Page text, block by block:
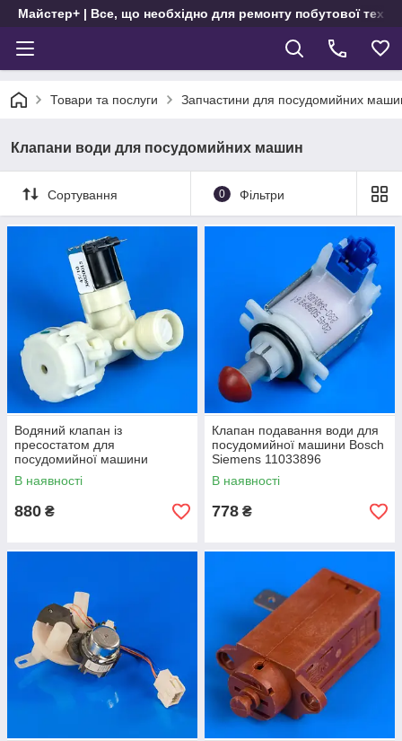
Майстер+ | Все, що необхідно для ремонту побутової
Товари та послуги Запчастини для посудомийних
Клапани води для посудомийних машин
Сортування 0 Фільтри
Водяний клапан із
пресостатом для
посудомийної машини
Thompson 1/90
В наявності
880 ₴
Клапан подавання води для
посудомийної машини Bosch
Siemens 11033896
В наявності
778 ₴